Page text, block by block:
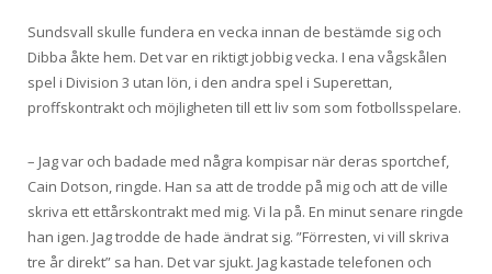
Sundsvall skulle fundera en vecka innan de bestämde sig och
Dibba åkte hem. Det var en riktigt jobbig vecka. I ena vågskålen
spel i Division 3 utan lön, i den andra spel i Superettan,
proffskontrakt och möjligheten till ett liv som som fotbollsspelare.
– Jag var och badade med några kompisar när deras sportchef,
Cain Dotson, ringde. Han sa att de trodde på mig och att de ville
skriva ett ettårskontrakt med mig. Vi la på. En minut senare ringde
han igen. Jag trodde de hade ändrat sig. ”Förresten, vi vill skriva
tre år direkt” sa han. Det var sjukt. Jag kastade telefonen och